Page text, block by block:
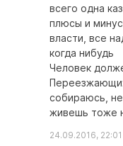
всего одна
плюсы и
власти, все
когда нибудь
Человек
собираюсь,
живешь тоже
24.09.2016, 22:01